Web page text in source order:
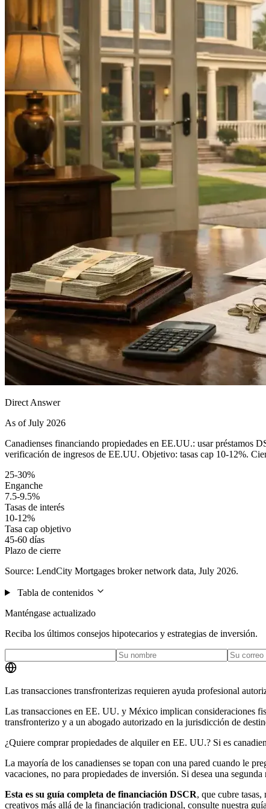
Direct Answer
As of July 2026
Canadienses financiando propiedades en EE.UU.: usar
verificación de ingresos de EE.UU. Objetivo: tasas cap 10-12%.
25-30%
Enganche
7.5-9.5%
Tasas de interés
10-12%
Tasa cap objetivo
45-60 días
Plazo de cierre
Source: LendCity Mortgages broker network data, July 2026.
Tabla de contenidos
Manténgase actualizado
Reciba los últimos consejos hipotecarios y estrategias de inversión.
Las transacciones transfronterizas requieren ayuda profesional
Las transacciones en EE. UU. y México implican consideraciones
transfronterizo y a un abogado autorizado en la jurisdicción de
¿Quiere comprar propiedades de alquiler en EE. UU.? Si es
La mayoría de los canadienses se topan con una pared cuando le
vacaciones, no para propiedades de inversión. Si desea una
Esta es su guía completa de financiación DSCR, que cubre
creativos más allá de la financiación tradicional, consulte nuestra